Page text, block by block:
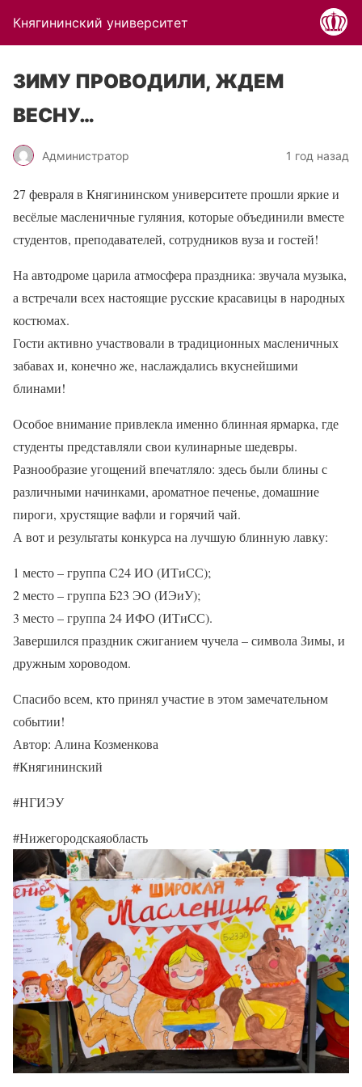
Княгининский университет
ЗИМУ ПРОВОДИЛИ, ЖДЕМ
ВЕСНУ…
Администратор 1 год назад
27 февраля в Княгининском университете прошли яркие и
весёлые масленичные гуляния, которые объединили вместе
студентов, преподавателей, сотрудников вуза и гостей!
На автодроме царила атмосфера праздника: звучала музыка,
а встречали всех настоящие русские красавицы в народных
костюмах.
Гости активно участвовали в традиционных масленичных
забавах и, конечно же, наслаждались вкуснейшими
блинами!
Особое внимание привлекла именно блинная ярмарка, где
студенты представляли свои кулинарные шедевры.
Разнообразие угощений впечатляло: здесь были блины с
различными начинками, ароматное печенье, домашние
пироги, хрустящие вафли и горячий чай.
А вот и результаты конкурса на лучшую блинную лавку:
1 место – группа С24 ИО (ИТиСС);
2 место – группа Б23 ЭО (ИЭиУ);
3 место – группа 24 ИФО (ИТиСС).
Завершился праздник сжиганием чучела – символа Зимы, и
дружным хороводом.
Спасибо всем, кто принял участие в этом замечательном
событии!
Автор: Алина Козменкова
#Княгининский
#НГИЭУ
#Нижегородскаяобласть